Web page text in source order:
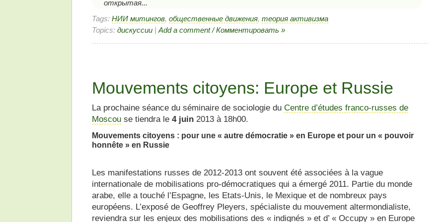
открытая...
Tags: НИИ митингов, общественные движения, теория активизма
Topics: дискуссии| Add a comment / Комментировать »
Mouvements citoyens: Europe et Russie
La prochaine séance du séminaire de sociologie du Centre d’études franco-russes de
Moscouse tiendra le 4 juin2013 à 18h00.
Mouvements citoyens : pour une « autre démocratie » en Europe et pour un « pouvoir
honnête » en Russie
Les manifestations russes de 2012-2013 ont souvent été associées à la vague
internationale de mobilisations pro-démocratiques qui a émergé 2011. Partie du monde
arabe, elle a touché l’Espagne, les Etats-Unis, le Mexique et de nombreux pays
européens. L’exposé de Geoffrey Pleyers, spécialiste du mouvement altermondialiste,
reviendra sur les enjeux des mobilisations des « indignés » et d’ « Occupy » en Europe